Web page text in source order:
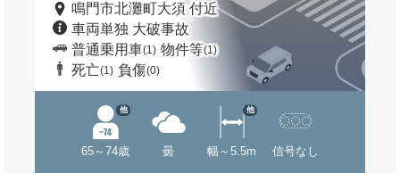
鳴門市北灘町大須 付近
車両単独 大破事故
普通乗用車(1) 物件等(1)
死亡(1) 負傷(0)
65～74歳
他
曇 幅～5.5m
他
信号なし